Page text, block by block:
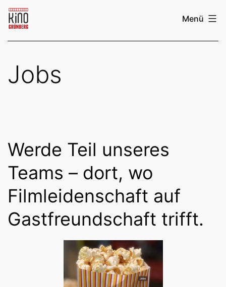
Zum
Inhalt
springen
Kino
Grünberg
Menü
Jobs
Werde Teil unseres
Teams – dort, wo
Filmleidenschaft auf
Gastfreundschaft trifft.